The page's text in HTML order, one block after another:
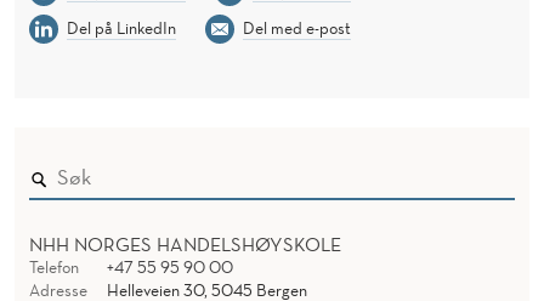
Del på LinkedIn
Del med e-post
NHH NORGES HANDELSHØYSKOLE
Telefon
+47 55 95 90 00
Adresse
Helleveien 30, 5045 Bergen